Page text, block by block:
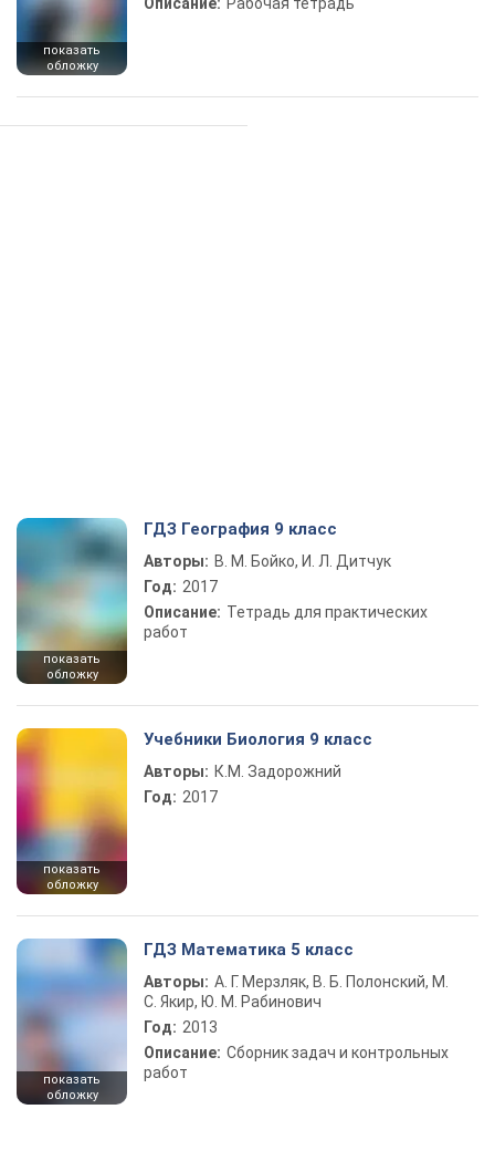
показать
обложку
показать
обложку
ГДЗ География 9 класс
Авторы: В. М. Бойко, И. Л. Дитчук
Год: 2017
Описание: Тетрадь для практических
работ
показать
обложку
Учебники Биология 9 класс
Авторы: К.М. Задорожний
Год: 2017
показать
обложку
ГДЗ Математика 5 класс
Авторы: А. Г. Мерзляк, В. Б. Полонский, М.
С. Якир, Ю. М. Рабинович
Год: 2013
Описание: Сборник задач и контрольных
работ